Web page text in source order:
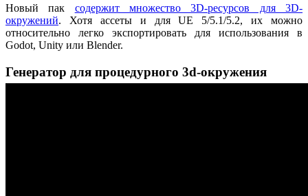
Новый пак содержит множество 3D-ресурсов для 3D-
окружений. Хотя ассеты и для UE 5/5.1/5.2, их можно
относительно легко экспортировать для использования в
Godot, Unity или Blender.
Генератор для процедурного 3d-окружения